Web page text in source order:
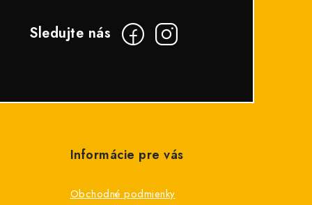
Informácie pre vás
Obchodné podmienky